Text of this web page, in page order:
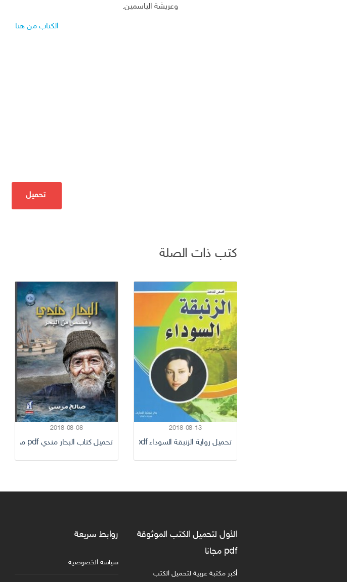
وعريشة الياسمين.
الكتاب من هنا
تحميل
كتب ذات الصلة
2018-08-13
تحميل رواية الزنبقة السوداء pdf كاملة
2018-08-08
تحميل كتاب البحار مندي pdf مجانا
الأول لتحميل الكتب الموثوقة
pdf مجانا
أكبر مكتبة عربية لتحميل الكتب
روابط سريعة
سياسة الخصوصية